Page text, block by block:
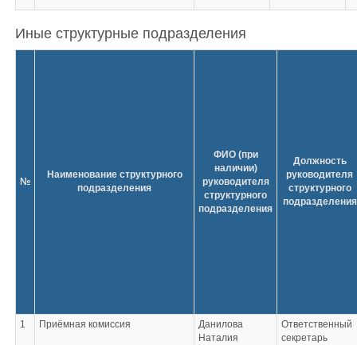
Иные структурные подразделения
№
Наименование структурного
подразделения
ФИО (при
наличии)
руководителя
структурного
подразделения
Должность
руководителя
структурного
подразделения
1 Приёмная комиссия
Данилова
Наталия
Ответственный
секретарь